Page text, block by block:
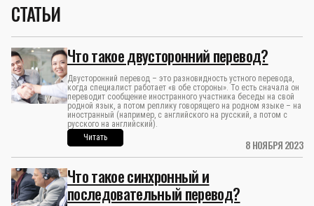
СТАТЬИ
8 НОЯБРЯ 2023
Что такое двусторонний перевод?
Двусторонний перевод – это разновидность устного перевода,
когда специалист работает «в обе стороны». То есть сначала он
переводит сообщение иностранного участника беседы на свой
родной язык, а потом реплику говорящего на родном языке – на
иностранный (например, с английского на русский, а потом с
русского на английский).
Читать
Что такое синхронный и
последовательный перевод?